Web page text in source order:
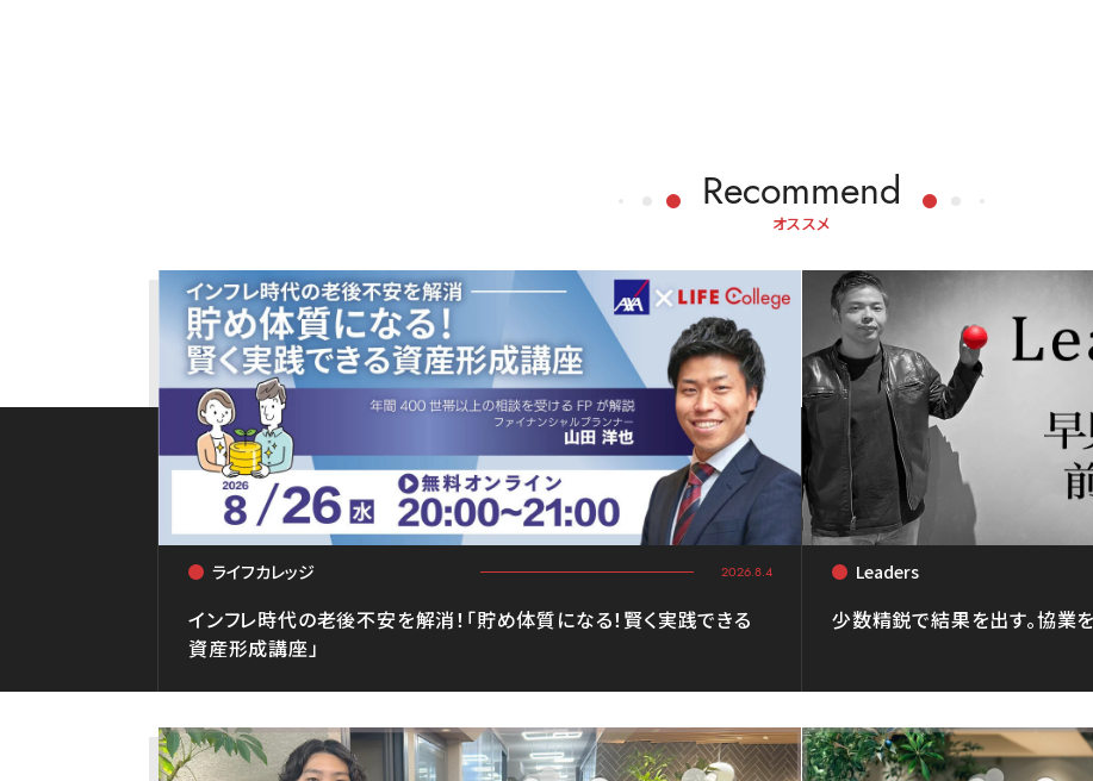
Recommend
オススメ
ライフカレッジ 2026.8.4
インフレ時代の老後不安を解消！「貯め体質になる！賢く実践できる
資産形成講座」
Leaders
少数精鋭で結果を出す。協業